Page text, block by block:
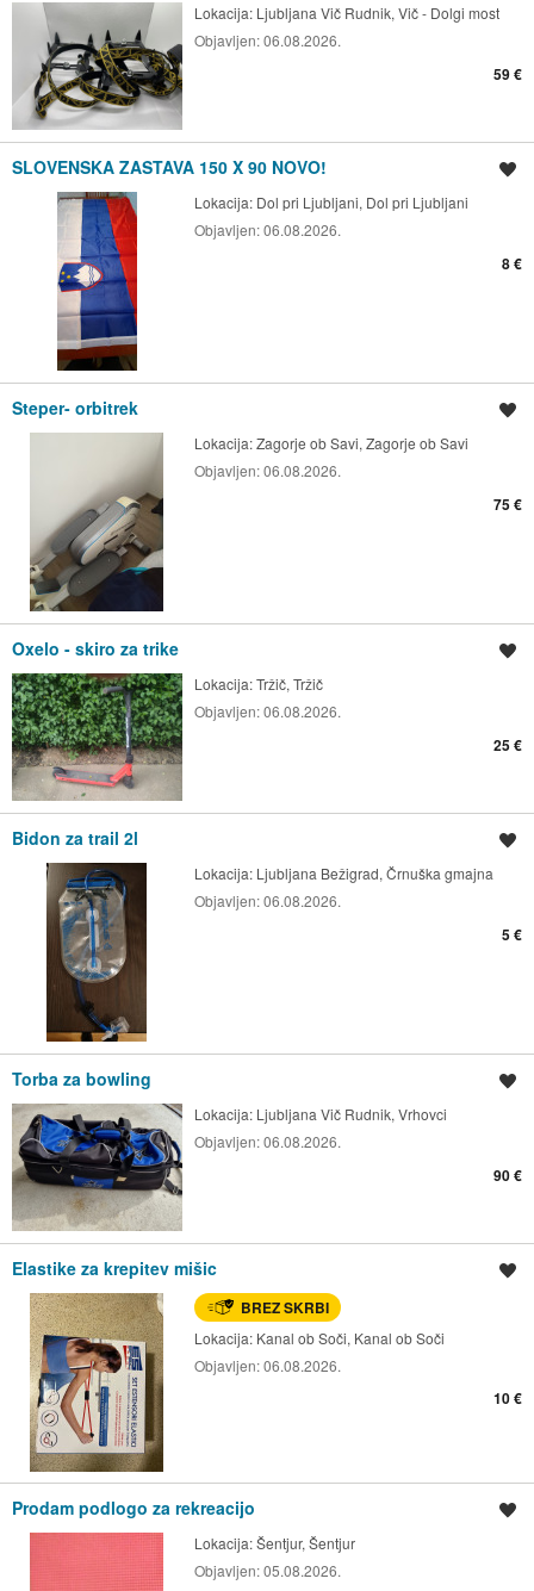
Lokacija: Ljubljana Vič Rudnik, Vič - Dolgi most
Objavljen:06.08.2026.
59 €
SLOVENSKA ZASTAVA 150 X 90 NOVO!
Lokacija: Dol pri Ljubljani, Dol pri Ljubljani
Objavljen:06.08.2026.
8 €
Steper- orbitrek
Lokacija:Zagorje ob Savi, Zagorje ob Savi
Objavljen:06.08.2026.
75 €
Oxelo - skiro za trike
Lokacija:Tržič, Tržič
Objavljen:06.08.2026.
25 €
Bidon za trail 2l
Lokacija: Ljubljana Bežigrad, Črnuška gmajna
Objavljen:06.08.2026.
5 €
Torba za bowling
Lokacija: Ljubljana Vič Rudnik, Vrhovci
Objavljen:06.08.2026.
90 €
Elastike za krepitev mišic
BREZ SKRBI
Lokacija: Kanal ob Soči, Kanal ob Soči
Objavljen:06.08.2026.
10 €
Prodam podlogo za rekreacijo
Lokacija:Šentjur, Šentjur
Objavljen:05.08.2026.